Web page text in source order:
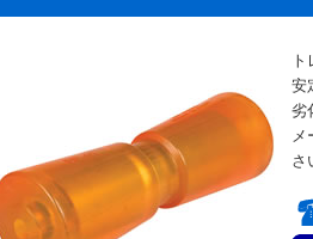
安
劣
メ
さ